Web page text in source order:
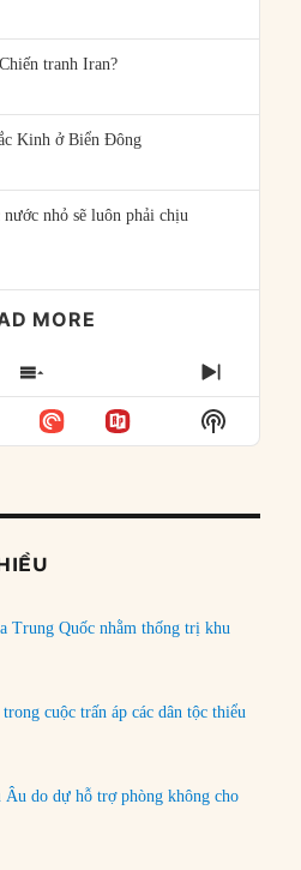
tranh Iran?
Kinh ở Biển Đông
nhỏ sẽ luôn phải chịu
MORE
SHOW
EPISODES
LIST
NEXT
Show
Podcast
Trung Quốc nhằm thống trị khu
cuộc trấn áp các dân tộc thiểu
do dự hỗ trợ phòng không cho